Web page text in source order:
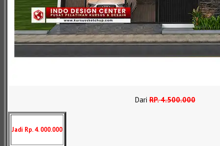
DariRP.4.500.000
Jadi Rp. 4. 000.000